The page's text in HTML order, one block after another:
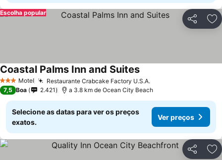
Partilhar
Escolha popular
3 EstrelasMotel Restaurante Crabcake Factory U.S.A.Ver preços
Coastal Palms Inn and SuitesVer preços
7,5 Boa 2.421 a 3.8 km de Ocean City Beach
Selecione as datas para ver os preços
exatos.
Ver preços
Partilhar